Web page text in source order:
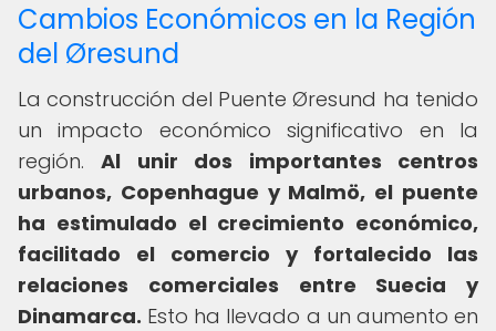
Cambios Económicos en la Región
del Øresund
La construcción del Puente Øresund ha tenido
un impacto económico significativo en la
región.Al unir dos importantes centros
urbanos, Copenhague y Malmö, el puente
ha estimulado el crecimiento económico,
facilitado el comercio y fortalecido las
relaciones comerciales entre Suecia y
Dinamarca. Esto ha llevado a un aumento en